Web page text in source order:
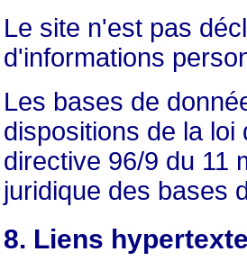
Le site n'est pas
d'informations
Les bases de
dispositions de la loi
directive 96/9 du 11
juridique des bases
8. Liens